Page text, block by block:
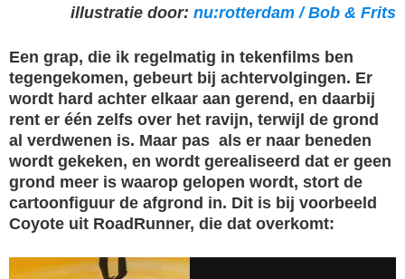
illustratie door: nu:rotterdam / Bob & Frits
Een grap, die ik regelmatig in tekenfilms ben
tegengekomen, gebeurt bij achtervolgingen. Er
wordt hard achter elkaar aan gerend, en daarbij
rent er één zelfs over het ravijn, terwijl de grond
al verdwenen is. Maar pas als er naar beneden
wordt gekeken, en wordt gerealiseerd dat er geen
grond meer is waarop gelopen wordt, stort de
cartoonfiguur de afgrond in. Dit is bij voorbeeld
Coyote uit RoadRunner, die dat overkomt: